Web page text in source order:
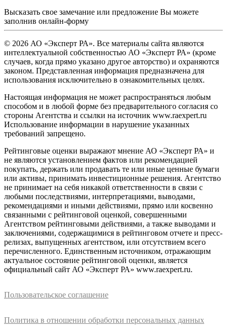
Высказать свое замечание или предложение Вы можете
заполнив онлайн-форму
© 2026 АО «Эксперт РА». Все материалы сайта являются
интеллектуальной собственностью АО «Эксперт РА» (кроме
случаев, когда прямо указано другое авторство) и охраняются
законом. Представленная информация предназначена для
использования исключительно в ознакомительных целях.
Настоящая информация не может распространяться любым
способом и в любой форме без предварительного согласия со
стороны Агентства и ссылки на источник www.raexpert.ru
Использование информации в нарушение указанных
требований запрещено.
Рейтинговые оценки выражают мнение АО «Эксперт РА» и
не являются установлением фактов или рекомендацией
покупать, держать или продавать те или иные ценные бумаги
или активы, принимать инвестиционные решения. Агентство
не принимает на себя никакой ответственности в связи с
любыми последствиями, интерпретациями, выводами,
рекомендациями и иными действиями, прямо или косвенно
связанными с рейтинговой оценкой, совершенными
Агентством рейтинговыми действиями, а также выводами и
заключениями, содержащимися в рейтинговом отчете и пресс-
релизах, выпущенных агентством, или отсутствием всего
перечисленного. Единственным источником, отражающим
актуальное состояние рейтинговой оценки, является
официальный сайт АО «Эксперт РА» www.raexpert.ru.
Пользовательское соглашение
Политика в отношении обработки персональных данных